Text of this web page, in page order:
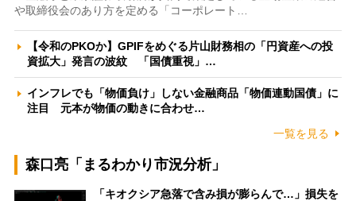
や取締役会のあり方を定める「コーポレート…
【令和のPKOか】GPIFをめぐる片山財務相の「円資産への投
資拡大」発言の波紋 「国債重視」…
インフレでも「物価負け」しない金融商品「物価連動国債」に
注目 元本が物価の動きに合わせ…
一覧を見る
森口亮「まるわかり市況分析」
「キオクシア急落で含み損が膨らんで…」損失を